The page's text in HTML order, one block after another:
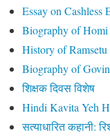
Essay on
Biography of
History of
Biography of
शिक्षक दिवस विशेष
Hindi Kavita Yeh
सत्याधारित कहानी: